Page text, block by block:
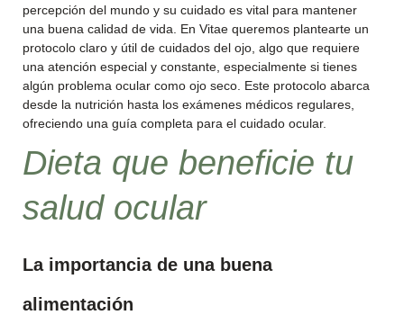
percepción del mundo y su cuidado es vital para mantener
una buena calidad de vida. En Vitae queremos plantearte un
protocolo claro y útil de cuidados del ojo, algo que requiere
una atención especial y constante, especialmente si tienes
algún problema ocular como ojo seco. Este protocolo abarca
desde la nutrición hasta los exámenes médicos regulares,
ofreciendo una guía completa para el cuidado ocular.
Dieta que beneficie tu
salud ocular
La importancia de una buena
alimentación